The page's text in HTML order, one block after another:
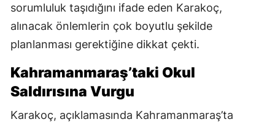
sorumluluk taşıdığını ifade eden Karakoç,
alınacak önlemlerin çok boyutlu şekilde
planlanması gerektiğine dikkat çekti.
Kahramanmaraş’taki Okul
Saldırısına Vurgu
Karakoç, açıklamasında Kahramanmaraş’ta